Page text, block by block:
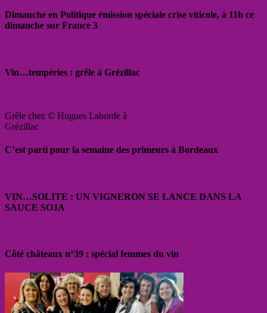
Dimanche en Politique émission spéciale crise viticole, à 11h ce
dimanche sur France 3
Vin…tempéries : grêle à Grézillac
Grêle chez © Hugues Laborde à
Grézillac
C’est parti pour la semaine des primeurs à Bordeaux
VIN…SOLITE : UN VIGNERON SE LANCE DANS LA
SAUCE SOJA
Côté châteaux n°39 : spécial femmes du vin